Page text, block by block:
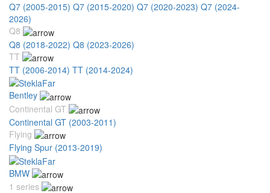
Q7 (2005-2015) Q7 (2015-2020) Q7 (2020-2023) Q7 (2024-
2026)
Q8
Q8 (2018-2022) Q8 (2023-2026)
TT
TT (2006-2014) TT (2014-2024)
Bentley
Continental GT
Continental GT (2003-2011)
Flying
Flying Spur (2013-2019)
BMW
1 series